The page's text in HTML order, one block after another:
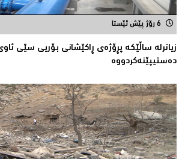
6 رۆژ پێش ئێستا
زیاترلە ساڵێکە پڕۆژەی ڕاكێشانی بۆریی سێی
دەستیپێنەکردووە